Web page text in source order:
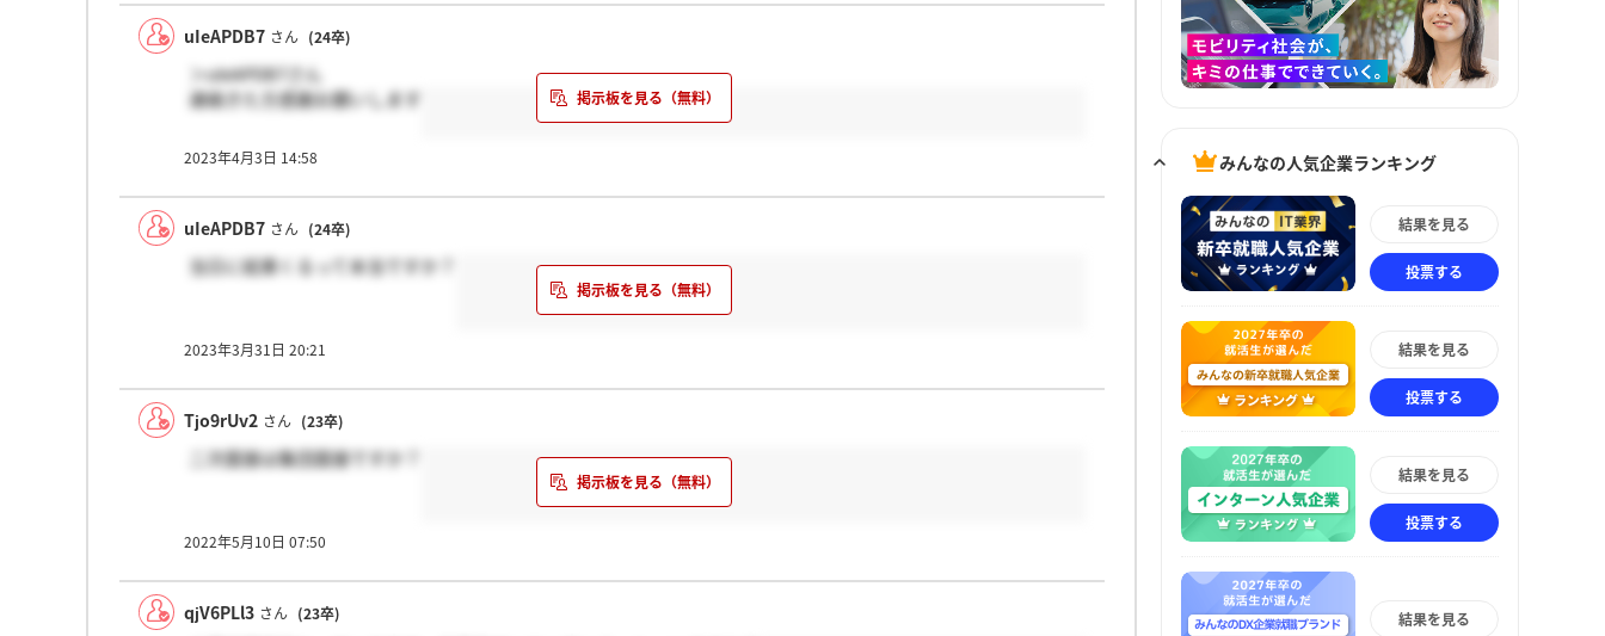
uIeAPDB7 さん (24卒)
＞uIeAPDB7さん
連絡きた方感謝お願いします
2023年4月3日 14:58
uIeAPDB7 さん (24卒)
当日に結果くるって本当ですか？
2023年3月31日 20:21
Tjo9rUv2 さん (23卒)
二次面接は集団面接ですか？
2022年5月10日 07:50
qjV6PLl3 さん (23卒)
みんなの人気企業ランキング
結果を見る
投票する
結果を見る
投票する
結果を見る
投票する
結果を見る